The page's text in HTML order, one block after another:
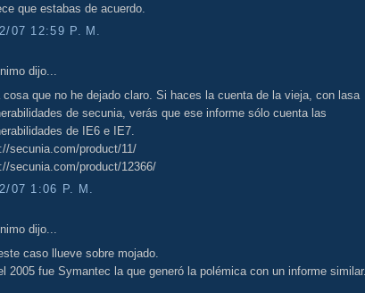
que estabas de acuerdo.
07 12:59 P. M.
dijo...
cosa que no he dejado claro. Si haces la cuenta de la vieja, con lasa
de secunia, verás que ese informe sólo cuenta las
de IE6 e IE7.
secunia.com/product/11/
secunia.com/product/12366/
07 1:06 P. M.
dijo...
caso llueve sobre mojado.
2005 fue Symantec la que generó la polémica con un informe similar.